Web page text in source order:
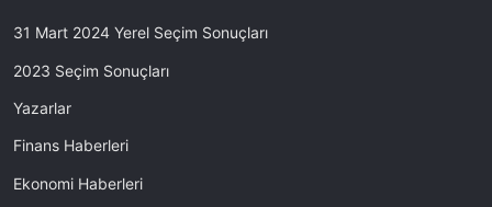
31 Mart 2024 Yerel Seçim Sonuçları
2023 Seçim Sonuçları
Yazarlar
Finans Haberleri
Ekonomi Haberleri